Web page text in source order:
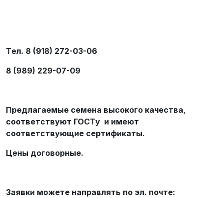
Тел. 8 (918) 272-03-06
8 (989) 229-07-09
Предлагаемые семена высокого качества,
соответствуют ГОСТу и имеют
соответствующие сертификаты.
Цены договорные.
Заявки можете направлять по эл. почте: